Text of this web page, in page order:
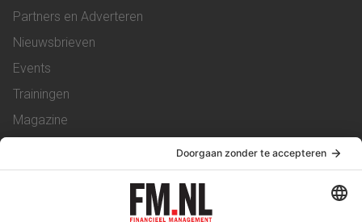
Partners en Adverteren
Nieuwsbrieven
Events
Trainingen
Magazine
Service & Contact